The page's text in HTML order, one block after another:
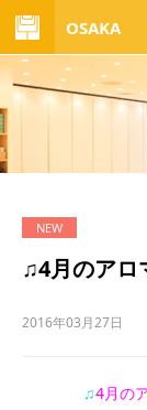
OSAKA
♫4月のアロ
2016年03月27日
♫4月の